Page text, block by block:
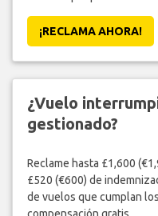
¡RECLAMA AHORA!
¿Vuelo
gestionado?
Reclame hasta £1,600
£520 (€600) de
de vuelos que cumplan
compensación gratis.